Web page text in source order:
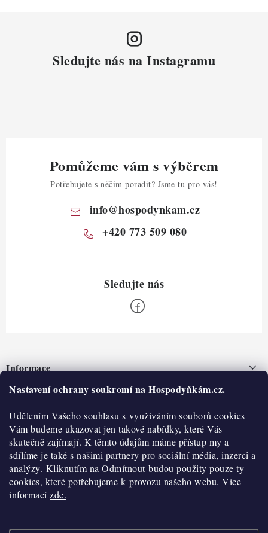
Nastavení ochrany soukromí na Hospodyňkám.cz.
Udělením Vašeho souhlasu s využíváním souborů cookies
Vám budeme ukazovat jen takové nabídky, které Vás
skutečně zajímají. K těmto údajům máme přístup my a
sdílíme je také s našimi partnery pro sociální média, inzerci a
analýzy. Kliknutím na Odmítnout budou použity pouze ty
cookies, které potřebujeme k provozu našeho webu. Více
informacízde.
Sledujte nás na Instagramu
Pomůžeme vám s výběrem
Potřebujete s něčím poradit? Jsme tu pro vás!
info@hospodynkam.cz
+420 773 509 080
pInformace
Nepřevzetí zásilky na dobírku
Obchodní podmínky
Hodnocení obchodu
Blog
Moje objednávka
O nás
Historie
Kontakty
O nákupu
Reklamace a vratky
Výdejní místa